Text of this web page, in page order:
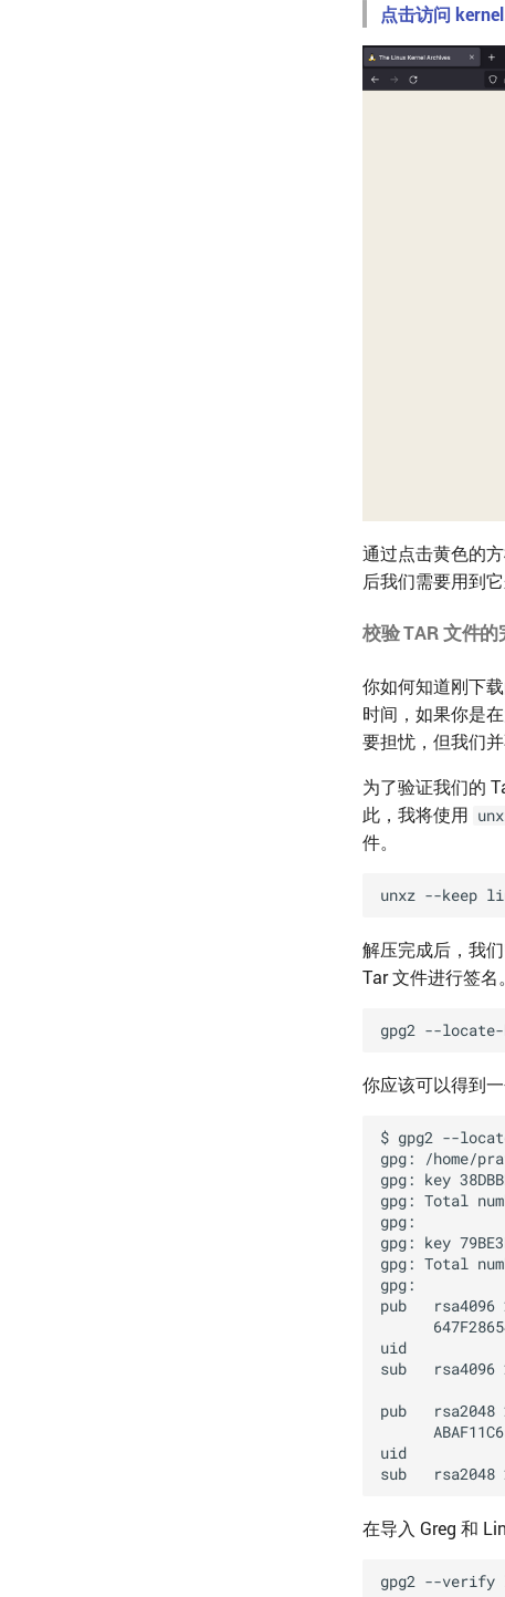
点击访问
通过点击黄色的
后我们需要用到
校验 TAR 文件
你如何知道刚下
时间，如果你是
要担忧，但我们
为了验证我们的
此，我将使用
件。
解压完成后，我
Tar 文件进行签名。
你应该可以得到
在导入 Greg 和